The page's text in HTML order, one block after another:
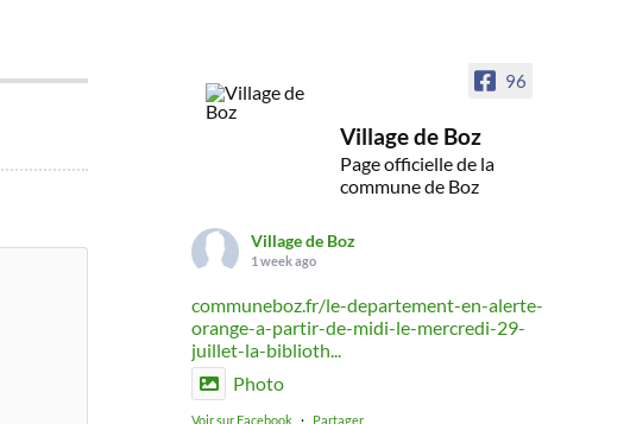
96
Village de Boz
Page officielle de la
commune de Boz
Village de Boz
1 week ago
communeboz.fr/le-departement-en-alerte-
orange-a-partir-de-midi-le-mercredi-29-
juillet-la-biblioth...
Photo
Voir sur Facebook · Partager